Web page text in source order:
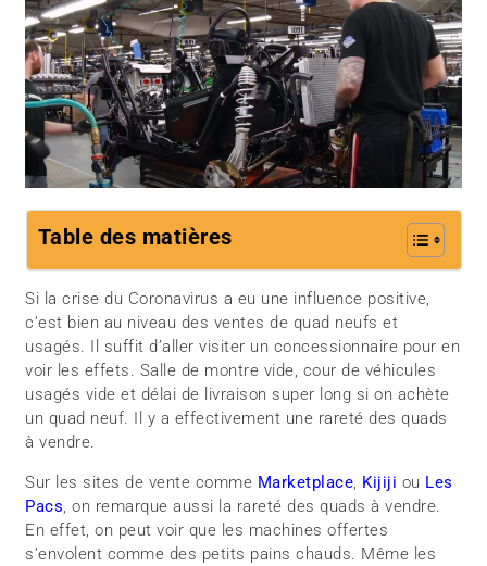
Table des matières
Si la crise du Coronavirus a eu une influence positive,
c’est bien au niveau des ventes de quad neufs et
usagés. Il suffit d’aller visiter un concessionnaire pour en
voir les effets. Salle de montre vide, cour de véhicules
usagés vide et délai de livraison super long si on achète
un quad neuf. Il y a effectivement une rareté des quads
à vendre.
Sur les sites de vente comme Marketplace, Kijiji ou Les
Pacs, on remarque aussi la rareté des quads à vendre.
En effet, on peut voir que les machines offertes
s’envolent comme des petits pains chauds. Même les